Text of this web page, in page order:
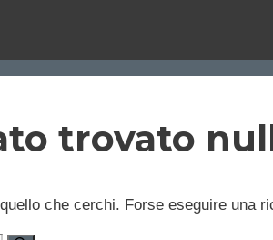
trovato
che cerchi. Forse eseguire una